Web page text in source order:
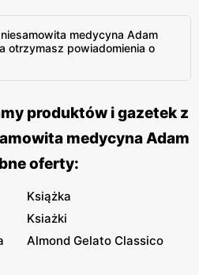
medycyna Adam
otrzymasz powiadomienia o
produktów i gazetek z
medycyna Adam
oferty:
Książka
Ksiażki
Almond Gelato Classico